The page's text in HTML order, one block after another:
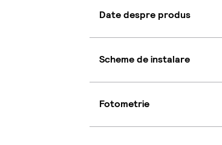
Date despre produs
Scheme de instalare
Fotometrie